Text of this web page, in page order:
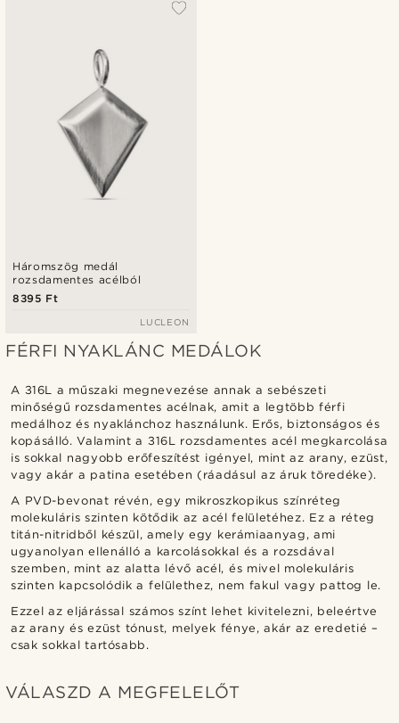
Háromszög medál
rozsdamentes acélból
8395 Ft
LUCLEON
FÉRFI NYAKLÁNC MEDÁLOK
A 316L a műszaki megnevezése annak a sebészeti
minőségű rozsdamentes acélnak, amit a legtöbb férfi
medálhoz és nyaklánchoz használunk. Erős, biztonságos és
kopásálló. Valamint a 316L rozsdamentes acél megkarcolása
is sokkal nagyobb erőfeszítést igényel, mint az arany, ezüst,
vagy akár a patina esetében (ráadásul az áruk töredéke).
A PVD-bevonat révén, egy mikroszkopikus színréteg
molekuláris szinten kötődik az acél felületéhez. Ez a réteg
titán-nitridből készül, amely egy kerámiaanyag, ami
ugyanolyan ellenálló a karcolásokkal és a rozsdával
szemben, mint az alatta lévő acél, és mivel molekuláris
szinten kapcsolódik a felülethez, nem fakul vagy pattog le.
Ezzel az eljárással számos színt lehet kivitelezni, beleértve
az arany és ezüst tónust, melyek fénye, akár az eredetié –
csak sokkal tartósabb.
VÁLASZD A MEGFELELŐT